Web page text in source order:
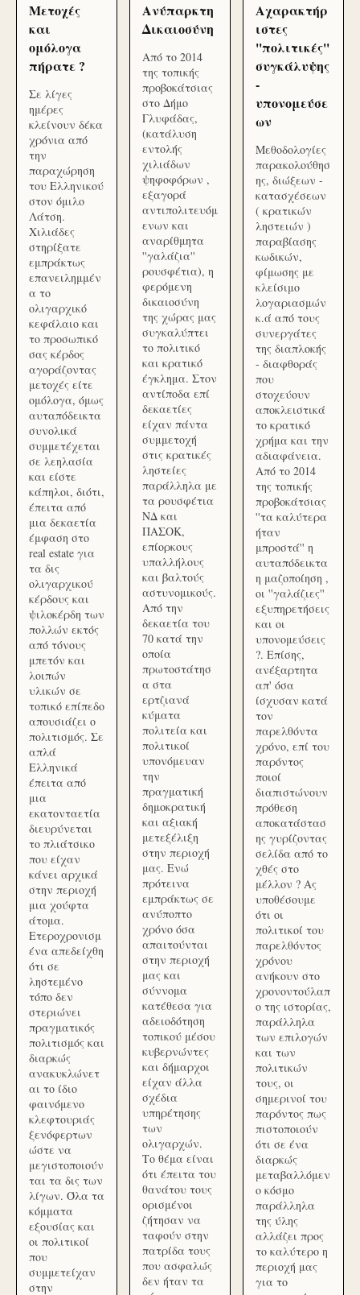
Μετοχές
και
ομόλογα
πήρατε ?
Σε λίγες
ημέρες
κλείνουν δέκα
χρόνια από
την
παραχώρηση
του Ελληνικού
στον όμιλο
Λάτση.
Χιλιάδες
στηρίξατε
εμπράκτως
επανειλημμέν
α το
ολιγαρχικό
κεφάλαιο και
το προσωπικό
σας κέρδος
αγοράζοντας
μετοχές είτε
ομόλογα, όμως
αυταπόδεικτα
συνολικά
συμμετέχεται
σε λεηλασία
και είστε
κάπηλοι, διότι,
έπειτα από
μια δεκαετία
έμφαση στο
real estate για
τα δις
ολιγαρχικού
κέρδους και
ψιλοκέρδη των
πολλών εκτός
από τόνους
μπετόν και
λοιπών
υλικών σε
τοπικό επίπεδο
απουσιάζει ο
πολιτισμός. Σε
απλά
Ελληνικά
έπειτα από
μια
εκατονταετία
διευρύνεται
το πλιάτσικο
που είχαν
κάνει αρχικά
στην περιοχή
μια χούφτα
άτομα.
Ετεροχρονισμ
ένα απεδείχθη
ότι σε
ληστεμένο
τόπο δεν
στεριώνει
πραγματικός
πολιτισμός και
διαρκώς
ανακυκλώνετ
αι το ίδιο
φαινόμενο
κλεφτουριάς
ξενόφερτων
ώστε να
μεγιστοποιούν
ται τα δις των
λίγων. Όλα τα
κόμματα
εξουσίας και
οι πολιτικοί
που
συμμετείχαν
στην
Ανύπαρκτη
Δικαιοσύνη
Από το 2014
της τοπικής
προβοκάτσιας
στο Δήμο
Γλυφάδας,
(κατάλυση
εντολής
χιλιάδων
ψηφοφόρων ,
εξαγορά
αντιπολιτευόμ
ενων και
αναρίθμητα
''γαλάζια''
ρουσφέτια), η
φερόμενη
δικαιοσύνη
της χώρας μας
συγκαλύπτει
το πολιτικό
και κρατικό
έγκλημα. Στον
αντίποδα επί
δεκαετίες
είχαν πάντα
συμμετοχή
στις κρατικές
ληστείες
παράλληλα με
τα ρουσφέτια
ΝΔ και
ΠΑΣΟΚ,
επίορκους
υπαλλήλους
και βαλτούς
αστυνομικούς.
Από την
δεκαετία του
70 κατά την
οποία
πρωτοστάτησ
α στα
ερτζιανά
κύματα
πολιτεία και
πολιτικοί
υπονόμευαν
την
πραγματική
δημοκρατική
και αξιακή
μετεξέλιξη
στην περιοχή
μας. Ενώ
πρότεινα
εμπράκτως σε
ανύποπτο
χρόνο όσα
απαιτούνται
στην περιοχή
μας και
σύννομα
κατέθεσα για
αδειοδότηση
τοπικού μέσου
κυβερνώντες
και δήμαρχοι
είχαν άλλα
σχέδια
υπηρέτησης
των
ολιγαρχών.
Το θέμα είναι
ότι έπειτα του
θανάτου τους
ορισμένοι
ζήτησαν να
ταφούν στην
πατρίδα τους
που ασφαλώς
δεν ήταν τα
Αχαρακτήρ
ιστες
''πολιτικές''
συγκάλυψης
-
υπονομεύσε
ων
Μεθοδολογίες
παρακολούθησ
ης, διώξεων -
κατασχέσεων
( κρατικών
ληστειών )
παραβίασης
κωδικών,
φίμωσης με
κλείσιμο
λογαριασμών
κ.ά από τους
συνεργάτες
της διαπλοκής
- διαφθοράς
που
στοχεύουν
αποκλειστικά
το κρατικό
χρήμα και την
αδιαφάνεια.
Από το 2014
της τοπικής
προβοκάτσιας
''τα καλύτερα
ήταν
μπροστά'' η
αυταπόδεικτα
η μαζοποίηση ,
οι ''γαλάζιες''
εξυπηρετήσεις
και οι
υπονομεύσεις
?. Επίσης,
ανέξαρτητα
απ' όσα
ίσχυσαν κατά
τον
παρελθόντα
χρόνο, επί του
παρόντος
ποιοί
διαπιστώνουν
πρόθεση
αποκατάστασ
ης γυρίζοντας
σελίδα από το
χθές στο
μέλλον ? Ας
υποθέσουμε
ότι οι
πολιτικοί του
παρελθόντος
χρόνου
ανήκουν στο
χρονοντούλαπ
ο της ιστορίας,
παράλληλα
των επιλογών
και των
πολιτικών
τους, οι
σημερινοί του
παρόντος πως
πιστοποιούν
ότι σε ένα
διαρκώς
μεταβαλλόμεν
ο κόσμο
παράλληλα
της ύλης
αλλάζει προς
το καλύτερο η
περιοχή μας
για το